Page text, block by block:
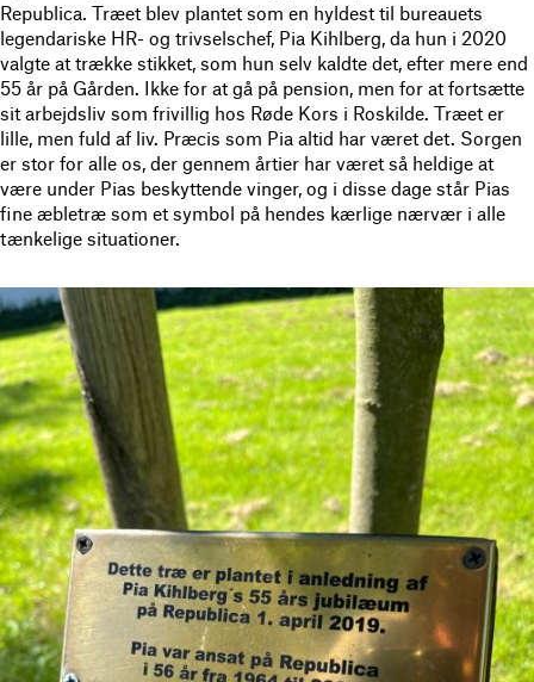
Republica. Træet blev plantet som en hyldest til bureauets
legendariske HR- og trivselschef, Pia Kihlberg, da hun i 2020
valgte at trække stikket, som hun selv kaldte det, efter mere end
55 år på Gården. Ikke for at gå på pension, men for at fortsætte
sit arbejdsliv som frivillig hos Røde Kors i Roskilde. Træet er
lille, men fuld af liv. Præcis som Pia altid har været det. Sorgen
er stor for alle os, der gennem årtier har været så heldige at
være under Pias beskyttende vinger, og i disse dage står Pias
fine æbletræ som et symbol på hendes kærlige nærvær i alle
tænkelige situationer.